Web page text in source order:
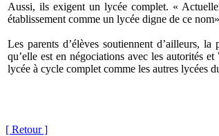
Aussi, ils exigent un lycée complet. «
établissement comme un lycée digne de ce
Les parents d’élèves soutiennent d’ailleurs,
qu’elle est en négociations avec les autorités
lycée à cycle complet comme les autres lycées
[ Retour ]